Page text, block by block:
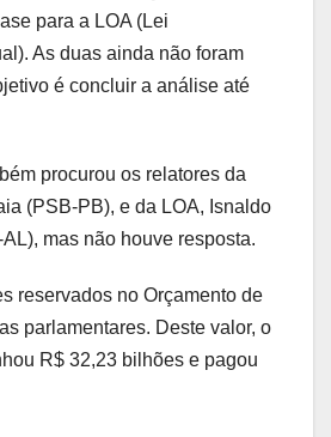
para a LOA (Lei
As duas ainda não foram
é concluir a análise até
procurou os relatores da
(PSB-PB), e da LOA, Isnaldo
mas não houve resposta.
reservados no Orçamento de
parlamentares. Deste valor, o
R$ 32,23 bilhões e pagou